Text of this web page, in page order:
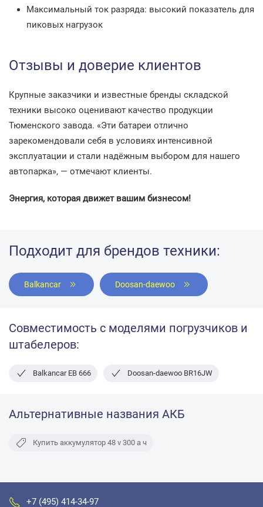
Максимальный ток разряда: высокий показатель для
пиковых нагрузок
Отзывы и доверие клиентов
Крупные заказчики и известные бренды складской
техники высоко оценивают качество продукции
Тюменского завода. «Эти батареи отлично
зарекомендовали себя в условиях интенсивной
эксплуатации и стали надёжным выбором для нашего
автопарка», — отмечают клиенты.
Энергия, которая движет вашим бизнесом!
Подходит для брендов техники:
Balkancar Doosan-daewoo
Совместимость с моделями погрузчиков и
штабелеров:
Balkancar ЕВ 666 Doosan-daewoo BR16JW
Альтернативные названия АКБ
Купить аккумулятор 48 v 300 а ч
+7 (495) 414-34-97